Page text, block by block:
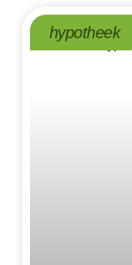
hypotheek